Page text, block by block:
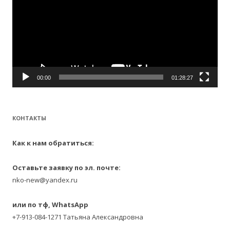
00:00 01:28:27
КОНТАКТЫ
Как к нам обратиться:
Оставьте заявку по эл. почте:
nko-new@yandex.ru
или по тф, WhatsApp
+7-913-084-1271 Татьяна Александровна